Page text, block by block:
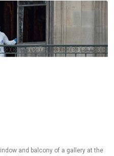
and balcony of a gallery at the